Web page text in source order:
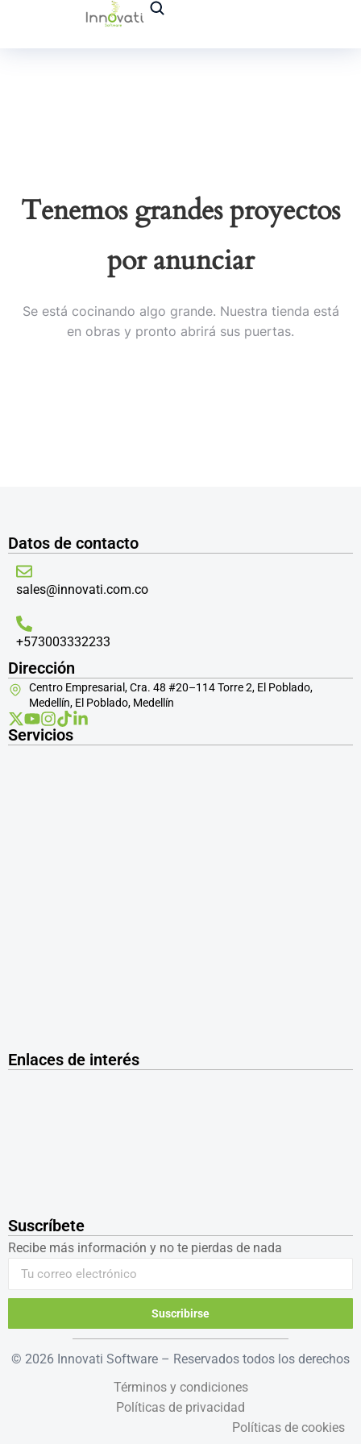
Tenemos grandes proyectos
por anunciar
Se está cocinando algo grande. Nuestra tienda está
en obras y pronto abrirá sus puertas.
Datos de contacto
sales@innovati.com.co
+573003332233
Dirección
Centro Empresarial, Cra. 48 #20–114 Torre 2, El Poblado,
Medellín, El Poblado, Medellín
Servicios
Enlaces de interés
Suscríbete
Recibe más información y no te pierdas de nada
Suscribirse
© 2026 Innovati Software – Reservados todos los derechos
Términos y condiciones
Políticas de privacidad
Políticas de cookies